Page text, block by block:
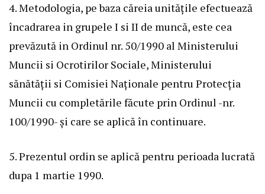
4. Metodologia, pe baza căreia unitățile efectuează
încadrarea in grupele I si II de muncă, este cea
prevăzută in Ordinul nr. 50/1990 al Ministerului
Muncii si Ocrotirilor Sociale, Ministerului
sănătății si Comisiei Naționale pentru Protecția
Muncii cu completările făcute prin Ordinul -nr.
100/1990- și care se aplică în continuare.
5. Prezentul ordin se aplică pentru perioada lucrată
dupa 1 martie 1990.